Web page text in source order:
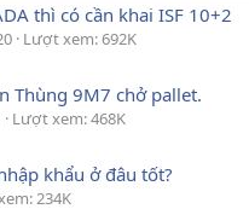
thì có cần khai ISF 10+2
Lượt xem: 692K
Thùng 9M7 chở pallet.
Lượt xem: 468K
khẩu ở đâu tốt?
234K